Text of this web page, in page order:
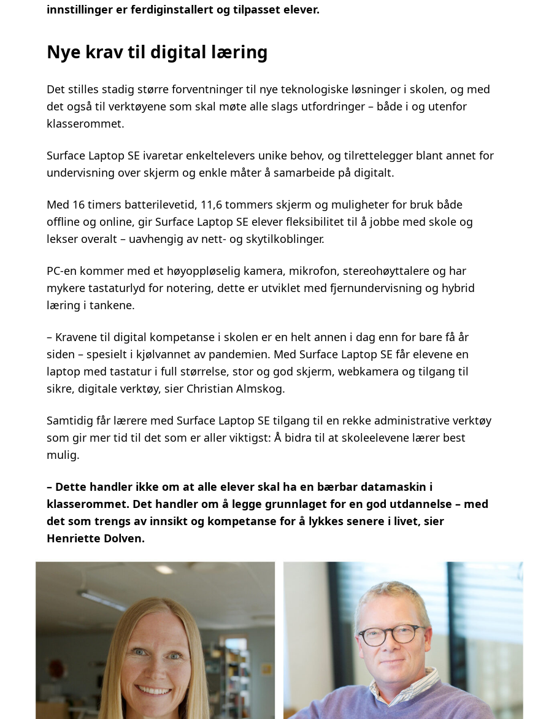
innstillinger er ferdiginstallert og tilpasset elever.
Nye krav til digital læring
Det stilles stadig større forventninger til nye teknologiske løsninger i skolen, og med
det også til verktøyene som skal møte alle slags utfordringer – både i og utenfor
klasserommet.
Surface Laptop SE ivaretar enkeltelevers unike behov, og tilrettelegger blant annet for
undervisning over skjerm og enkle måter å samarbeide på digitalt.
Med 16 timers batterilevetid, 11,6 tommers skjerm og muligheter for bruk både
offline og online, gir Surface Laptop SE elever fleksibilitet til å jobbe med skole og
lekser overalt – uavhengig av nett- og skytilkoblinger.
PC-en kommer med et høyoppløselig kamera, mikrofon, stereohøyttalere og har
mykere tastaturlyd for notering, dette er utviklet med fjernundervisning og hybrid
læring i tankene.
– Kravene til digital kompetanse i skolen er en helt annen i dag enn for bare få år
siden – spesielt i kjølvannet av pandemien. Med Surface Laptop SE får elevene en
laptop med tastatur i full størrelse, stor og god skjerm, webkamera og tilgang til
sikre, digitale verktøy, sier Christian Almskog.
Samtidig får lærere med Surface Laptop SE tilgang til en rekke administrative verktøy
som gir mer tid til det som er aller viktigst: Å bidra til at skoleelevene lærer best
mulig.
– Dette handler ikke om at alle elever skal ha en bærbar datamaskin i
klasserommet. Det handler om å legge grunnlaget for en god utdannelse – med
det som trengs av innsikt og kompetanse for å lykkes senere i livet, sier
Henriette Dolven.